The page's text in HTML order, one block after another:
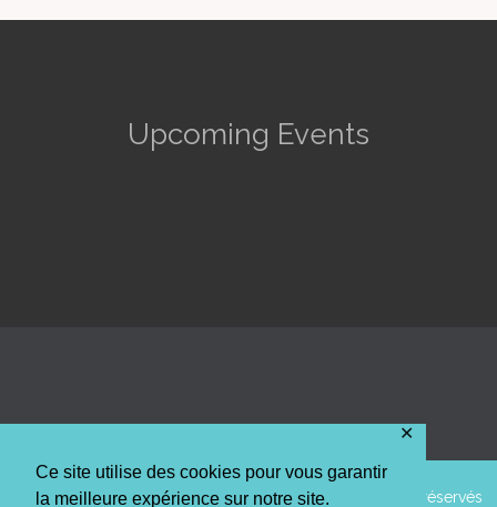
Ce site utilise des cookies pour vous garantir
la meilleure expérience sur notre site.
✕
Upcoming Events
© 2014 AAPPMA La truite de l'Arc Mosellan • Tous droits réservés